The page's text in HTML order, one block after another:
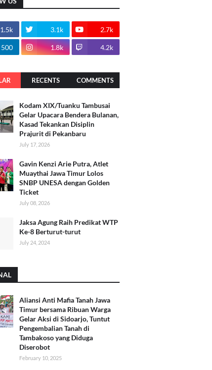
1.5k 3.1k 2.7k
500 1.8k 4.2k
RECENTS COMMENTS
Kodam XIX/Tuanku Tambusai
Gelar Upacara Bendera Bulanan,
Kasad Tekankan Disiplin
Prajurit di Pekanbaru
July 17, 2026
Gavin Kenzi Arie Putra, Atlet
Muaythai Jawa Timur Lolos
SNBP UNESA dengan Golden
Ticket
July 08, 2026
Jaksa Agung Raih Predikat WTP
Ke-8 Berturut-turut
July 24, 2024
Aliansi Anti Mafia Tanah Jawa
Timur bersama Ribuan Warga
Gelar Aksi di Sidoarjo, Tuntut
Pengembalian Tanah di
Tambakoso yang Diduga
Diserobot
February 10, 2025